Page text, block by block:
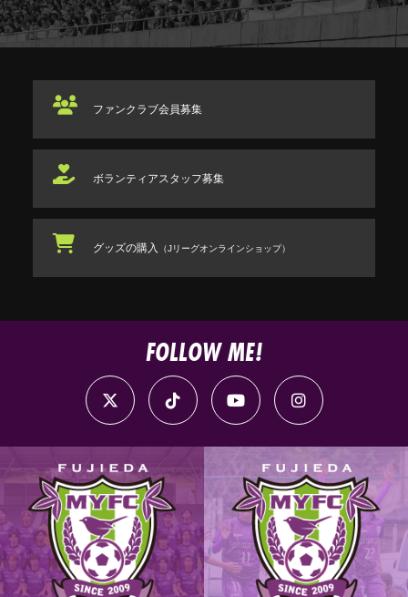
ファンクラブ会員募集
ボランティアスタッフ募集
グッズの購入 （Jリーグオンラインショップ）
FOLLOW ME!